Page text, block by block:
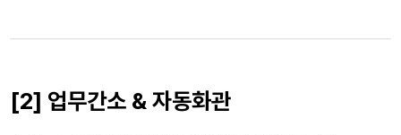
[2] 업무간소 & 자동화관